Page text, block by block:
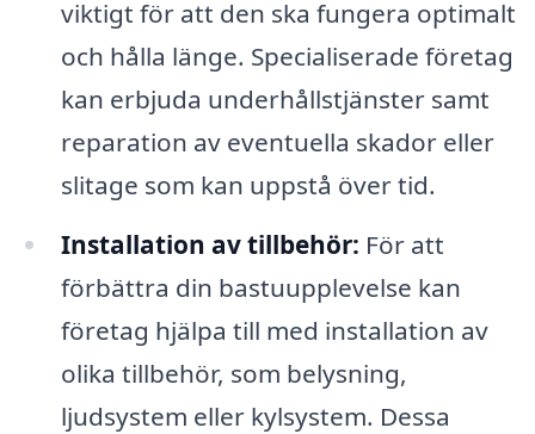
viktigt för att den ska fungera optimalt
och hålla länge. Specialiserade företag
kan erbjuda underhållstjänster samt
reparation av eventuella skador eller
slitage som kan uppstå över tid.
Installation av tillbehör: För att
förbättra din bastuupplevelse kan
företag hjälpa till med installation av
olika tillbehör, som belysning,
ljudsystem eller kylsystem. Dessa